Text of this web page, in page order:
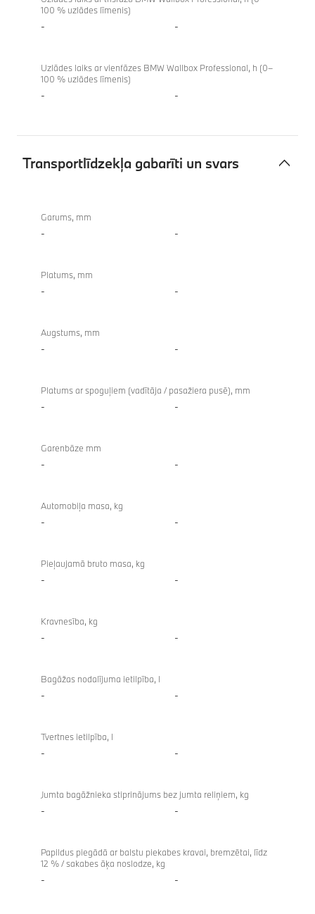
100 % uzlādes līmenis)
- -
Uzlādes laiks ar vienfāzes BMW Wallbox Professional, h (0–
100 % uzlādes līmenis)
- -
Transportlīdzekļa gabarīti un svars
gabarīti
Garums, mm
- -
Platums, mm
- -
Augstums, mm
- -
Platums ar spoguļiem (vadītāja / pasažiera pusē), mm
- -
Garenbāze mm
- -
Automobiļa masa, kg
- -
Pieļaujamā bruto masa, kg
- -
Kravnesība, kg
- -
Bagāžas nodalījuma ietilpība, l
- -
Tvertnes ietilpība, l
- -
Jumta bagāžnieka stiprinājums bez jumta reliņiem, kg
- -
Papildus piegādā ar balstu piekabes kravai, bremzētai, līdz
12 % / sakabes āķa noslodze, kg
- -